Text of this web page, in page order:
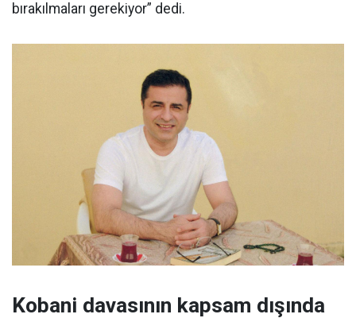
bırakılmaları gerekiyor” dedi.
Kobani davasının kapsam dışında